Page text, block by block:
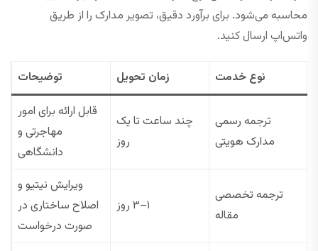
محاسبه می‌شود. برای برآورد دقیق، تصویر مدارک را از طریق
واتس‌اپ ارسال کنید.
نوع خدمت زمان تحویل توضیحات
ترجمه رسمی
مدارک هویتی
چند ساعت تا یک
روز
قابل ارائه برای امور
مهاجرتی و
دانشگاهی
ترجمه تخصصی
مقاله
۱–۳ روز
ویرایش نیتیو و
اصلاح ساختاری در
صورت درخواست